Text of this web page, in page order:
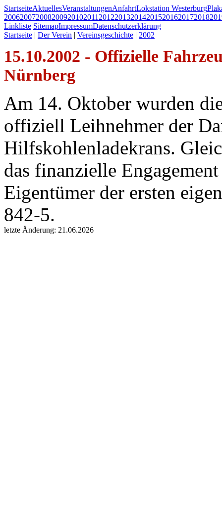
StartseiteAktuellesVeranstaltungenAnfahrtLokstation Westerburg
200620072008200920102011 2012201320142015201620172018
Linkliste SitemapImpressumDatenschutzerklärung
Startseite | Der Verein | Vereinsgeschichte | 2002
15.10.2002 - Offizielle
Nürnberg
Am 14. Oktober wurden
offiziell Leihnehmer der
Hilfskohlenladekrans.
das finanzielle
Eigentümer der ersten
842-5.
letzte Änderung: 21.06.2026